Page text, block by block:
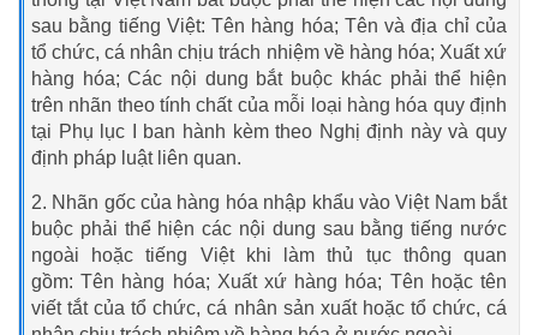
sau bằng tiếng Việt: Tên hàng hóa; Tên và địa chỉ của
tổ chức, cá nhân chịu trách nhiệm về hàng hóa; Xuất xứ
hàng hóa; Các nội dung bắt buộc khác phải thể hiện
trên nhãn theo tính chất của mỗi loại hàng hóa quy định
tại Phụ lục I ban hành kèm theo Nghị định này và quy
định pháp luật liên quan.
2. Nhãn gốc của hàng hóa nhập khẩu vào Việt Nam bắt
buộc phải thể hiện các nội dung sau bằng tiếng nước
ngoài hoặc tiếng Việt khi làm thủ tục thông quan
gồm: Tên hàng hóa; Xuất xứ hàng hóa; Tên hoặc tên
viết tắt của tổ chức, cá nhân sản xuất hoặc tổ chức, cá